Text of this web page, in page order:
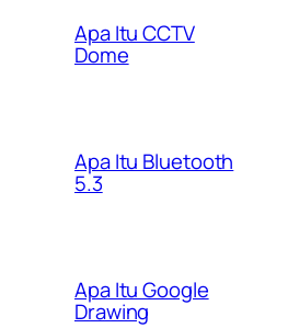
Apa Itu CCTV
Dome
Apa Itu Bluetooth
5.3
Apa Itu Google
Drawing